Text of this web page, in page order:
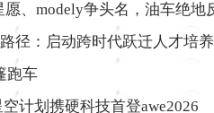
、modely争头名，油车绝地
径：启动跨时代跃迁人才培
跑车
计划携硬科技首登awe2026